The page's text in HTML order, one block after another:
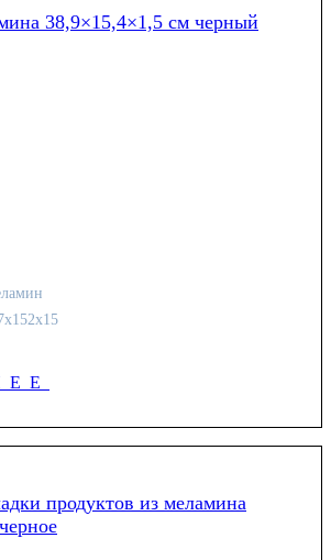
38,9×15,4×1,5 см черный
продуктов из меламина